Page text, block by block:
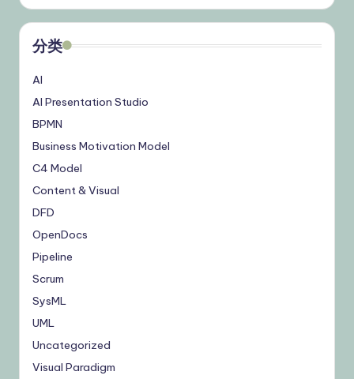
分类
AI
AI Presentation Studio
BPMN
Business Motivation Model
C4 Model
Content & Visual
DFD
OpenDocs
Pipeline
Scrum
SysML
UML
Uncategorized
Visual Paradigm